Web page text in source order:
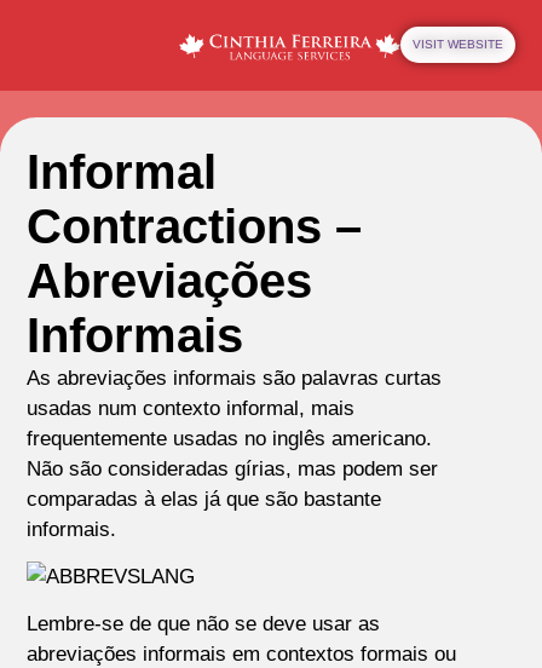
VISIT WEBSITE
Informal
Contractions –
Abreviações
Informais
As abreviações informais são palavras curtas
usadas num contexto informal, mais
frequentemente usadas no inglês americano.
Não são consideradas gírias, mas podem ser
comparadas à elas já que são bastante
informais.
Lembre-se de que não se deve usar as
abreviações informais em contextos formais ou